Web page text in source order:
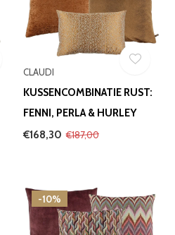
CLAUDI
KUSSENCOMBINATIE RUST:
FENNI, PERLA & HURLEY
€168,30 €187,00
-10%